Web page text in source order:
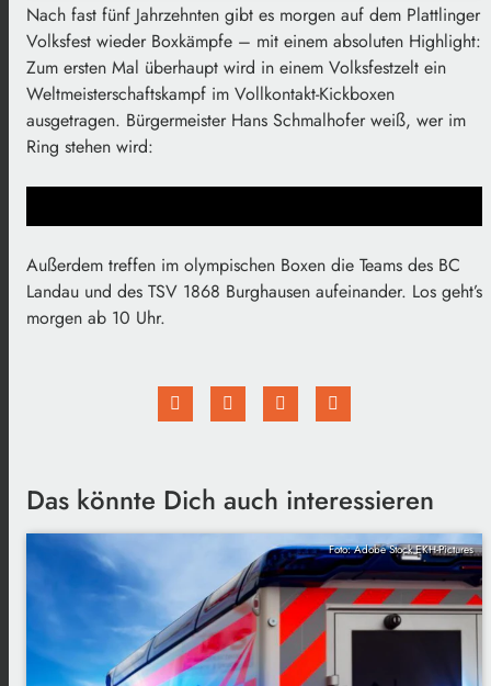
Nach fast fünf Jahrzehnten gibt es morgen auf dem Plattlinger
Volksfest wieder Boxkämpfe – mit einem absoluten Highlight:
Zum ersten Mal überhaupt wird in einem Volksfestzelt ein
Weltmeisterschaftskampf im Vollkontakt-Kickboxen
ausgetragen. Bürgermeister Hans Schmalhofer weiß, wer im
Ring stehen wird:
Außerdem treffen im olympischen Boxen die Teams des BC
Landau und des TSV 1868 Burghausen aufeinander. Los geht’s
morgen ab 10 Uhr.
Das könnte Dich auch interessieren
Foto: Adobe Stock EKH-Pictures